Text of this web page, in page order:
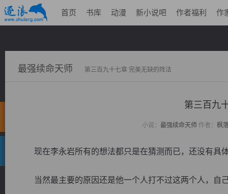
首页 书库 动漫 新小说吧 作者福利 作
最强续命天师 第三百九十七章 完美无缺的阵法
第三百九
小说： 最强续命天师 作者： 枫
现在李永岩所有的想法都只是在猜测而已，还没有具
当然最主要的原因还是他一个人打不过这两个人，自